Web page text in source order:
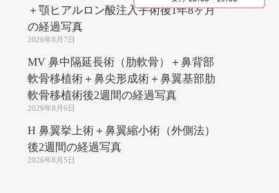
＋顎ヒアルロン酸注入手術後1年8ヶ月
の経過写真
2026年8月7日
MV 鼻中隔延長術（肋軟骨）＋鼻背部
軟骨移植術＋鼻尖形成術＋鼻翼基部肋
軟骨移植術後2週間の経過写真
2026年8月6日
H 鼻翼挙上術＋鼻翼縮小術（外側法）
後2週間の経過写真
2026年8月5日